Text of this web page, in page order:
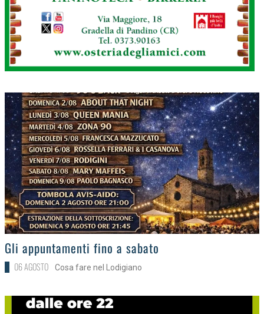
>
Gli appuntamenti fino a sabato
06 AGOSTO Cosa fare nel Lodigiano